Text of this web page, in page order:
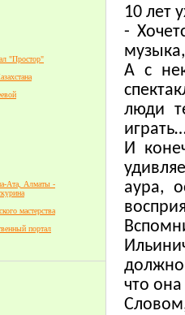
"Простор"
Ата, Алматы -
мастерства
портал
10 лет
-
А с
люди
И
аура,
что